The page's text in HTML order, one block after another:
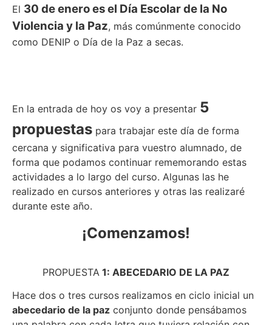
El 30 de enero es el Día Escolar de la No
Violencia y la Paz, más comúnmente conocido
como DENIP o Día de la Paz a secas.
En la entrada de hoy os voy a presentar 5
propuestas para trabajar este día de forma
cercana y significativa para vuestro alumnado, de
forma que podamos continuar rememorando estas
actividades a lo largo del curso. Algunas las he
realizado en cursos anteriores y otras las realizaré
durante este año.
¡Comenzamos!
PROPUESTA 1: ABECEDARIO DE LA PAZ
Hace dos o tres cursos realizamos en ciclo inicial un
abecedario de la paz conjunto donde pensábamos